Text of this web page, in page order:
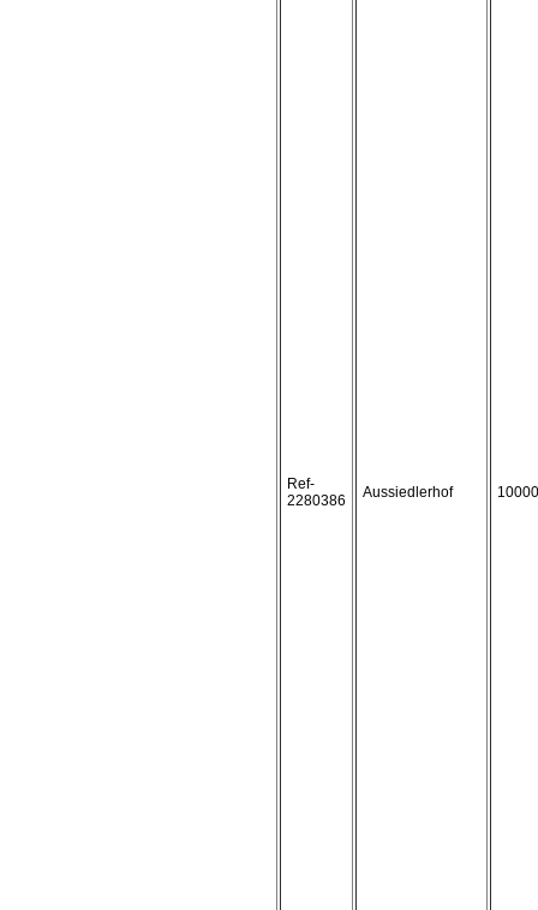
Ref-
2280386
Aussiedlerhof